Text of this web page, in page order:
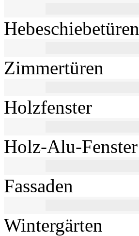
Hebeschiebetüren
Zimmertüren
Holzfenster
Holz-Alu-Fenster
Fassaden
Wintergärten